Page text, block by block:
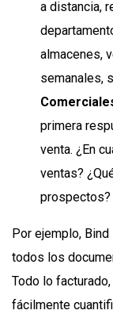
a distancia,
almacenes,
semanales,
primera
venta. ¿En
ventas?
prospectos?
Por ejemplo,
todos los
Todo lo
fácilmente